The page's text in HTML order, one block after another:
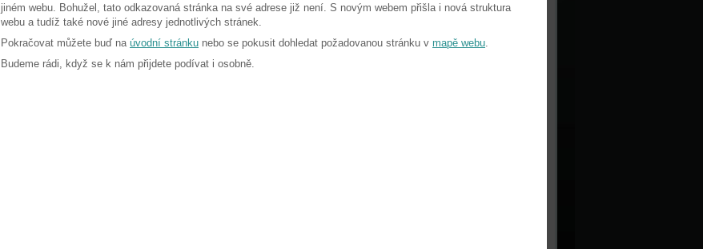
jiném webu. Bohužel, tato odkazovaná stránka na své adrese již není. S novým webem přišla i nová struktura
webu a tudíž také nové jiné adresy jednotlivých stránek.
Pokračovat můžete buď na úvodní stránku nebo se pokusit dohledat požadovanou stránku v mapě webu.
Budeme rádi, když se k nám přijdete podívat i osobně.